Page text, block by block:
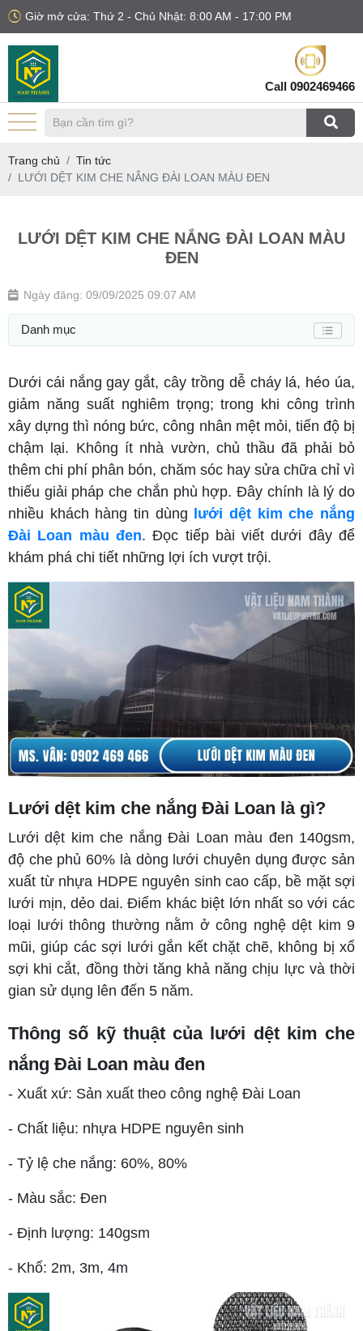
Giờ mở cửa: Thứ 2 - Chủ Nhật: 8:00 AM - 17:00 PM
Call 0902469466
Trang chủ
Tin tức
LƯỚI DỆT KIM CHE NẮNG ĐÀI LOAN MÀU ĐEN
LƯỚI DỆT KIM CHE NẮNG ĐÀI LOAN MÀU
ĐEN
Ngày đăng: 09/09/2025 09:07 AM
Danh mục
Dưới cái nắng gay gắt, cây trồng dễ cháy lá, héo úa,
giảm năng suất nghiêm trọng; trong khi công trình
xây dựng thì nóng bức, công nhân mệt mỏi, tiến độ bị
chậm lại. Không ít nhà vườn, chủ thầu đã phải bỏ
thêm chi phí phân bón, chăm sóc hay sửa chữa chỉ vì
thiếu giải pháp che chắn phù hợp. Đây chính là lý do
nhiều khách hàng tin dùng
lưới dệt kim che nắng
Đài Loan màu đen. Đọc tiếp bài viết dưới đây để
khám phá chi tiết những lợi ích vượt trội.
Lưới dệt kim che nắng Đài Loan là gì?
Lưới dệt kim che nắng Đài Loan màu đen 140gsm,
độ che phủ 60% là dòng lưới chuyên dụng được sản
xuất từ nhựa HDPE nguyên sinh cao cấp, bề mặt sợi
lưới mịn, dẻo dai. Điểm khác biệt lớn nhất so với các
loại lưới thông thường nằm ở công nghệ dệt kim 9
mũi, giúp các sợi lưới gắn kết chặt chẽ, không bị xổ
sợi khi cắt, đồng thời tăng khả năng chịu lực và thời
gian sử dụng lên đến 5 năm.
Thông số kỹ thuật của lưới dệt kim che
nắng Đài Loan màu đen
- Xuất xứ: Sản xuất theo công nghệ Đài Loan
- Chất liệu: nhựa HDPE nguyên sinh
- Tỷ lệ che nắng: 60%, 80%
- Màu sắc: Đen
- Định lượng: 140gsm
- Khổ: 2m, 3m, 4m